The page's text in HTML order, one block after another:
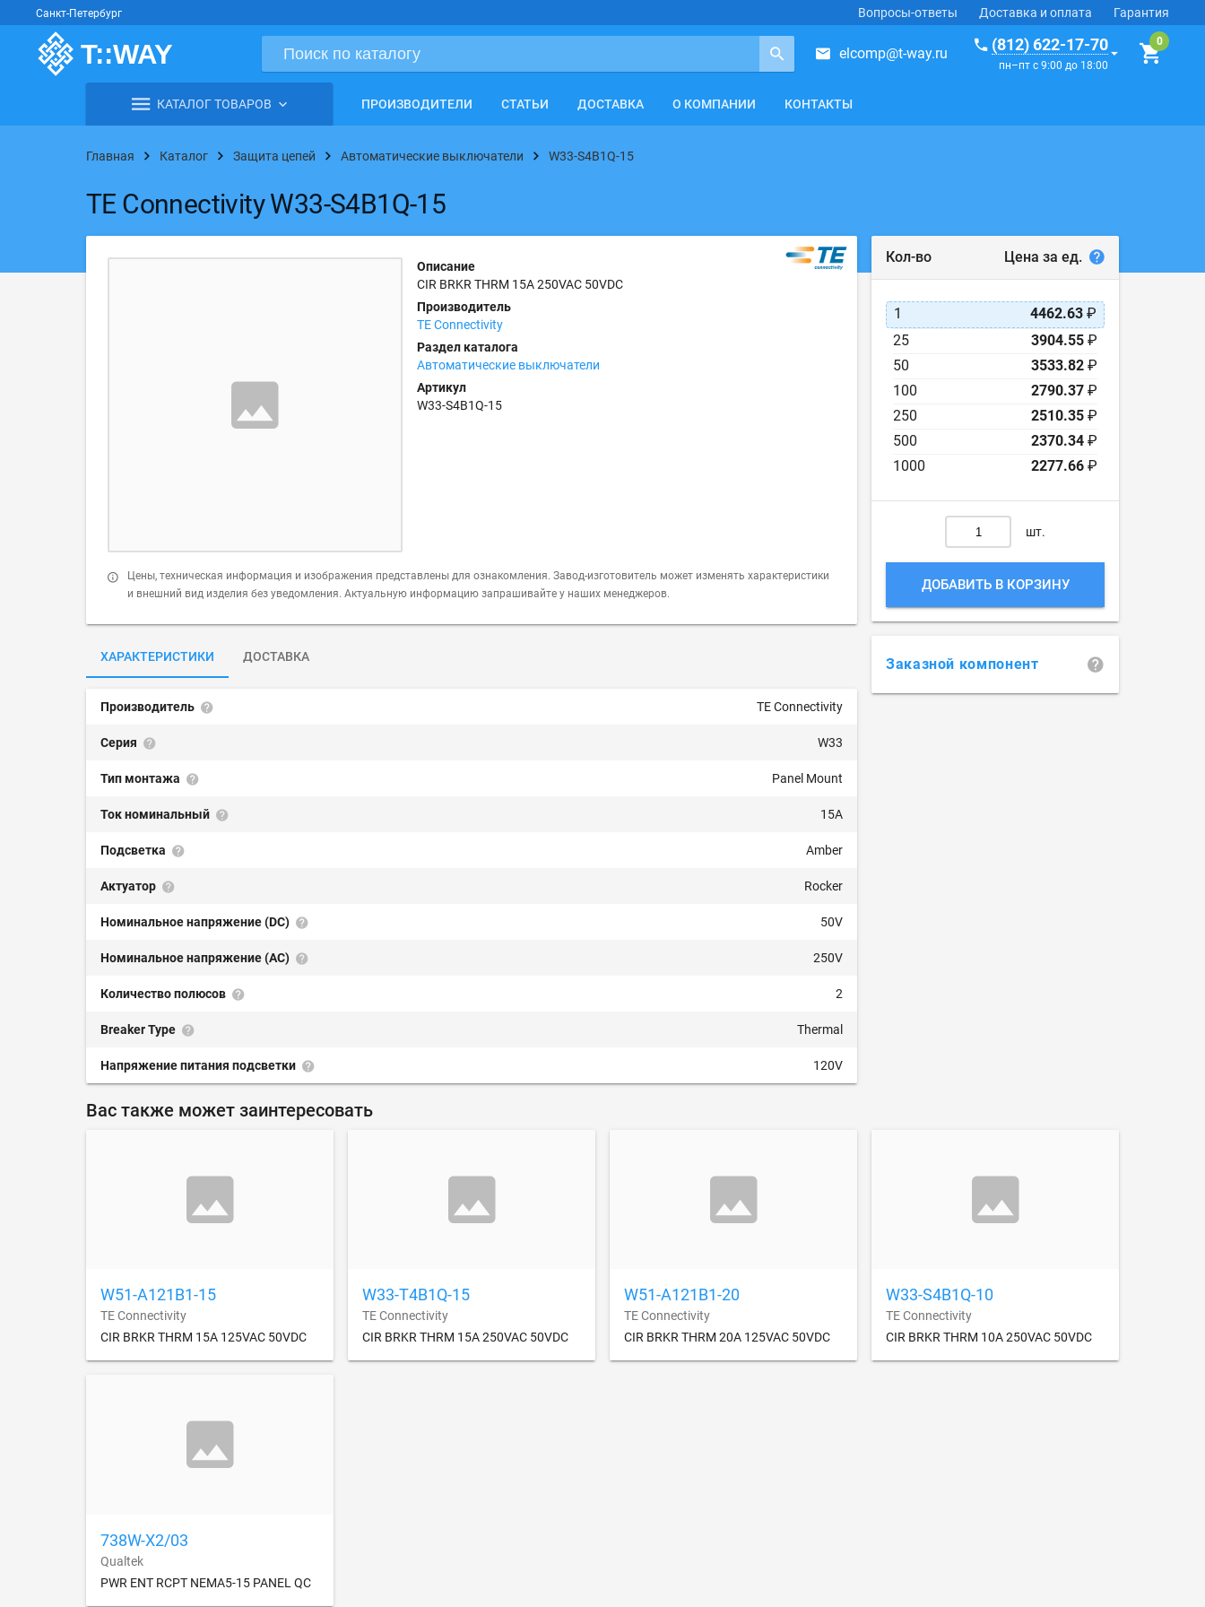
Санкт-Петербург Вопросы-ответы Доставка и оплата Гарантия
elcomp@t-way.ru (812) 622-17-70
пн–пт с 9:00 до 18:00
КАТАЛОГ ТОВАРОВ ПРОИЗВОДИТЕЛИ СТАТЬИ ДОСТАВКА О КОМПАНИИ КОНТАКТЫ
Главная Каталог Защита цепей Автоматические выключатели W33-S4B1Q-15
TE Connectivity W33-S4B1Q-15
Описание
CIR BRKR THRM 15A 250VAC 50VDC
Производитель
TE Connectivity
Раздел каталога
Автоматические выключатели
Артикул
W33-S4B1Q-15
Цены, техническая информация и изображения представлены для ознакомления. Завод-изготовитель может изменять характеристики
и внешний вид изделия без уведомления. Актуальную информацию запрашивайте у наших менеджеров.
ХАРАКТЕРИСТИКИ ДОСТАВКА
Производитель TE Connectivity
Серия W33
Тип монтажа Panel Mount
Ток номинальный 15A
Подсветка Amber
Актуатор Rocker
Номинальное напряжение (DC) 50V
Номинальное напряжение (AC) 250V
Количество полюсов 2
Breaker Type Thermal
Напряжение питания подсветки 120V
Кол-во Цена за ед.
1 4462.63 ₽
25
3904.55 ₽
50
3533.82 ₽
100
2790.37 ₽
250
2510.35 ₽
500
2370.34 ₽
1000
2277.66 ₽
шт.
ДОБАВИТЬ В КОРЗИНУ
Заказной компонент
Вас также может заинтересовать
W51-A121B1-15
TE Connectivity
CIR BRKR THRM 15A 125VAC 50VDC
W33-T4B1Q-15
TE Connectivity
CIR BRKR THRM 15A 250VAC 50VDC
W51-A121B1-20
TE Connectivity
CIR BRKR THRM 20A 125VAC 50VDC
W33-S4B1Q-10
TE Connectivity
CIR BRKR THRM 10A 250VAC 50VDC
738W-X2/03
Qualtek
PWR ENT RCPT NEMA5-15 PANEL QC